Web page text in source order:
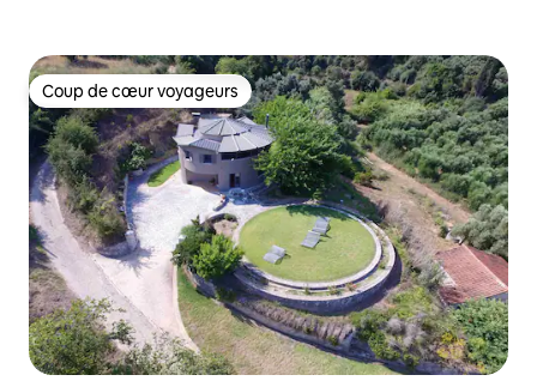
Coup de cœur voyageurs
Coup de cœur voyageurs